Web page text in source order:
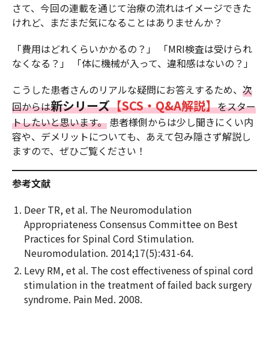
さて、今回の連載を通じて治療の流れはイメージできた
けれど、まだまだ気になることはありませんか？
「費用はどれくらいかかるの？」 「MRI検査は受けられ
なくなる？」 「体に機械が入って、違和感はないの？」
こうした患者さんのリアルな疑問にお答えするため、 次
回からは新シリーズ【SCS・Q&A解説】をスター
トしたいと思います。 患者様側からは少し聞きにくい内
容や、デメリットについても、あえて包み隠さず解説し
ますので、ぜひご覧ください！
参考文献
Deer TR, et al. The Neuromodulation
Appropriateness Consensus Committee on Best
Practices for Spinal Cord Stimulation.
Neuromodulation. 2014;17(5):431-64.
Levy RM, et al. The cost effectiveness of spinal cord
stimulation in the treatment of failed back surgery
syndrome. Pain Med. 2008.